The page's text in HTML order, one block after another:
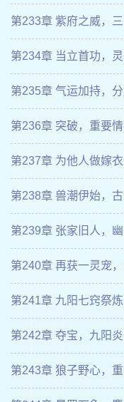
第233章 紫府之威，
第234章 当立首功，
第235章 气运加持，
第236章 突破，重要
第237章 为他人做嫁
第238章 兽潮伊始，
第239章 张家旧人，
第240章 再获一灵宠
第241章 九阳七窍祭
第242章 夺宝，九阳
第243章 狼子野心，